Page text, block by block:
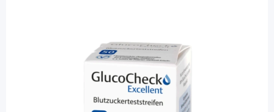
PZN: 09121082 / Diashop.de Kat.-Nr.111060
Lieferzeit 1-3 Werktage
Mehr über das Produkt